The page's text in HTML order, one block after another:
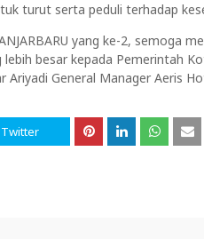
turut serta peduli terhadap
yang ke-2, semoga
besar kepada Pemerintah
General Manager Aeris
Twitter